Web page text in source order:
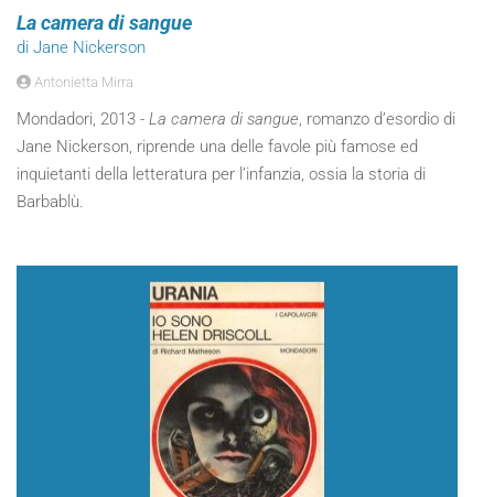
La camera di sangue
di Jane Nickerson
Antonietta Mirra
Mondadori, 2013 - La camera di sangue, romanzo d’esordio di
Jane Nickerson, riprende una delle favole più famose ed
inquietanti della letteratura per l’infanzia, ossia la storia di
Barbablù.